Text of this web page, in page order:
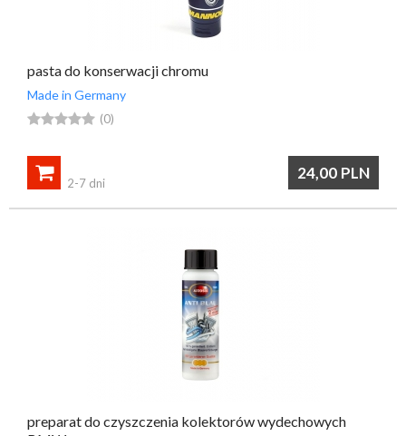
pasta do konserwacji chromu
Made in Germany
 (0)
24,00 PLN

2-7 dni
preparat do czyszczenia kolektorów wydechowych